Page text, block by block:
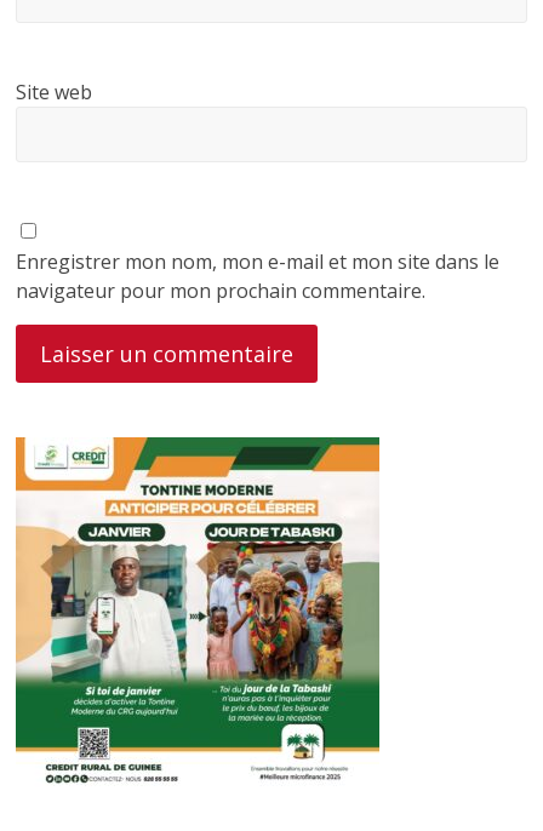
Site web
Enregistrer mon nom, mon e-mail et mon site dans le
navigateur pour mon prochain commentaire.